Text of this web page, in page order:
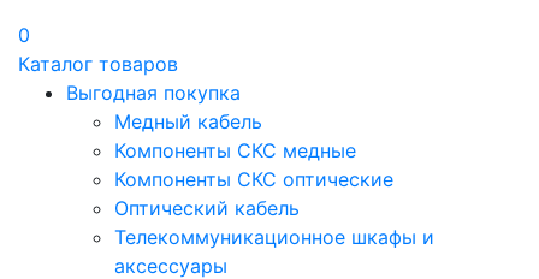
0
Каталог товаров
Выгодная покупка
Медный кабель
Компоненты СКС медные
Компоненты СКС оптические
Оптический кабель
Телекоммуникационное шкафы и
аксессуары